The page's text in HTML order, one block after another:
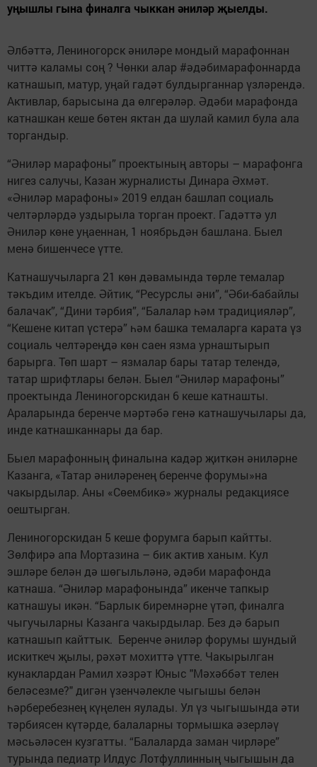
уңышлы гына финалга чыккан әниләр җыелды.
Әлбәттә, Лениногорск әниләре мондый марафоннан
читтә каламы соң ? Чөнки алар #әдәбимарафоннарда
катнашып, матур, уңай гадәт булдырганнар үзләрендә.
Активлар, барысына да өлгерәләр. Әдәби марафонда
катнашкан кеше бөтен яктан да шулай камил була ала
торгандыр.
“Әниләр марафоны” проектының авторы – марафонга
нигез салучы, Казан журналисты Динара Әхмәт.
«Әниләр марафоны» 2019 елдан башлап социаль
челтәрләрдә уздырыла торган проект. Гадәттә ул
Әниләр көне уңаеннан, 1 ноябрьдән башлана. Быел
менә бишенчесе үтте.
Катнашучыларга 21 көн дәвамында төрле темалар
тәкъдим ителде. Әйтик, “Ресурслы әни”, “Әби-бабайлы
балачак”, “Дини тәрбия”, “Балалар һәм традицияләр”,
“Кешене китап үстерә” һәм башка темаларга карата үз
социаль челтәреңдә көн саен язма урнаштырып
барырга. Төп шарт – язмалар бары татар телендә,
татар шрифтлары белән. Быел “Әниләр марафоны”
проектында Лениногорскидан 6 кеше катнашты.
Араларында беренче мәртәбә генә катнашучылары да,
инде катнашканнары да бар.
Быел марафонның финалына кадәр җиткән әниләрне
Казанга, «Татар әниләренең беренче форумы»на
чакырдылар. Аны «Сөембикә» журналы редакциясе
оештырган.
Лениногорскидан 5 кеше форумга барып кайтты.
Зөлфирә апа Мортазина – бик актив ханым. Кул
эшләре белән дә шөгыльләнә, әдәби марафонда
катнаша. “Әниләр марафонында” икенче тапкыр
катнашуы икән. “Барлык биремнәрне үтәп, финалга
чыгучыларны Казанга чакырдылар. Без дә барып
катнашып кайттык. Беренче әниләр форумы шундый
искиткеч җылы, рәхәт мохиттә үтте. Чакырылган
кунаклардан Рамил хәзрәт Юныс "Мәхәббәт телен
беләсезме?" дигән үзенчәлекле чыгышы белән
һәрберебезнең күңелен яулады. Ул үз чыгышында әти
тәрбиясен күтәрде, балаларны тормышка әзерләү
мәсьәләсен кузгатты. “Балаларда заман чирләре”
турында педиатр Илдус Лотфуллинның чыгышын да